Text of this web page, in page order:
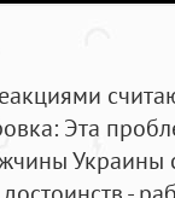
Эта
Украины